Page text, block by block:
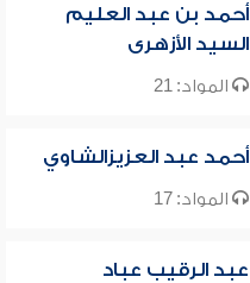
أحمد بن عبد العليم
السيد الأزهرى
المواد: 21
أحمد عبد العزيزالشاوي
المواد: 17
عبد الرقيب عباد